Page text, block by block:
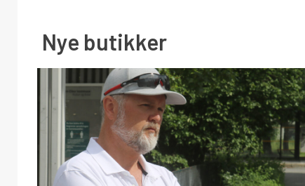
Nye butikker